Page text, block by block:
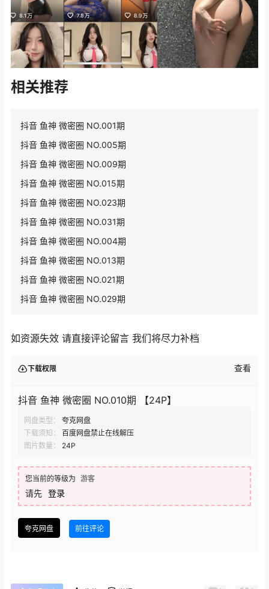
相关推荐
抖音 鱼神 微密圈 NO.001期
抖音 鱼神 微密圈 NO.005期
抖音 鱼神 微密圈 NO.009期
抖音 鱼神 微密圈 NO.015期
抖音 鱼神 微密圈 NO.023期
抖音 鱼神 微密圈 NO.031期
抖音 鱼神 微密圈 NO.004期
抖音 鱼神 微密圈 NO.013期
抖音 鱼神 微密圈 NO.021期
抖音 鱼神 微密圈 NO.029期
如资源失效 请直接评论留言 我们将尽力补档
下载权限 查看
抖音 鱼神 微密圈 NO.010期 【24P】
网盘类型：
夸克网盘
下载须知：
百度网盘禁止在线解压
图片数量：
24P
您当前的等级为 游客
请先 登录
夸克网盘 前往评论